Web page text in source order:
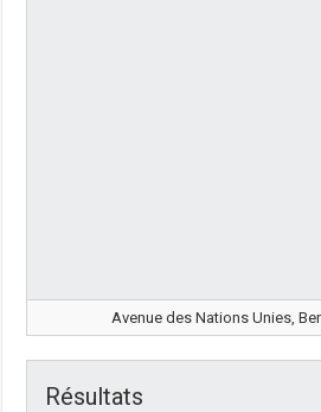
Avenue des Nations Unies,
Résultats